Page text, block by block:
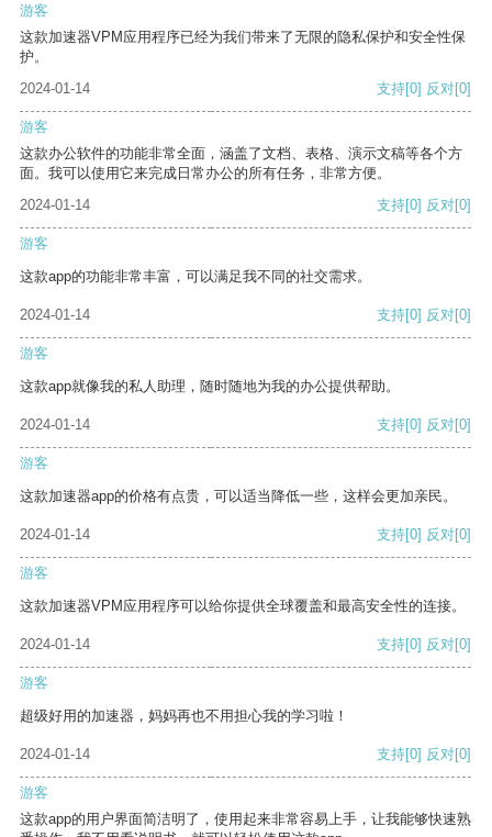
游客
这款加速器VPM应用程序已经为我们带来了无限的隐私保护和安全性保
护。
2024-01-14
支持[0] 反对[0]
游客
这款办公软件的功能非常全面，涵盖了文档、表格、演示文稿等各个方
面。我可以使用它来完成日常办公的所有任务，非常方便。
2024-01-14
支持[0] 反对[0]
游客
这款app的功能非常丰富，可以满足我不同的社交需求。
2024-01-14 支持[0] 反对[0]
游客
这款app就像我的私人助理，随时随地为我的办公提供帮助。
2024-01-14 支持[0] 反对[0]
游客
这款加速器app的价格有点贵，可以适当降低一些，这样会更加亲民。
2024-01-14 支持[0] 反对[0]
游客
这款加速器VPM应用程序可以给你提供全球覆盖和最高安全性的连接。
2024-01-14 支持[0] 反对[0]
游客
超级好用的加速器，妈妈再也不用担心我的学习啦！
2024-01-14 支持[0] 反对[0]
游客
这款app的用户界面简洁明了，使用起来非常容易上手，让我能够快速熟